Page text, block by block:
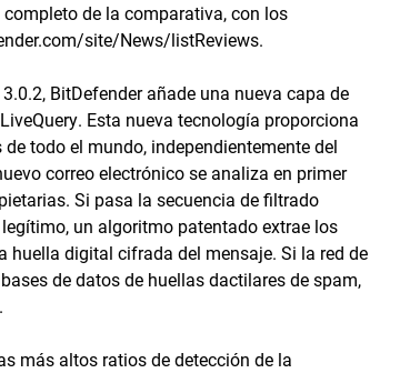
de la comparativa, con los
site/News/listReviews.
BitDefender añade una nueva capa de
Esta nueva tecnología proporciona
todo el mundo, independientemente del
correo electrónico se analiza en primer
Si pasa la secuencia de filtrado
un algoritmo patentado extrae los
huella digital cifrada del mensaje. Si la red de
de datos de huellas dactilares de spam,
más altos ratios de detección de la